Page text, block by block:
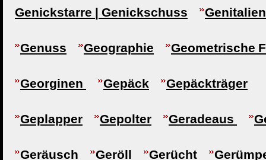
Genickstarre | Genickschuss Genitalien
Genuss Geographie Geometrische
Georginen Gepäck Gepäckträger
Geplapper Gepolter Geradeaus
Geräusch Geröll Gerücht